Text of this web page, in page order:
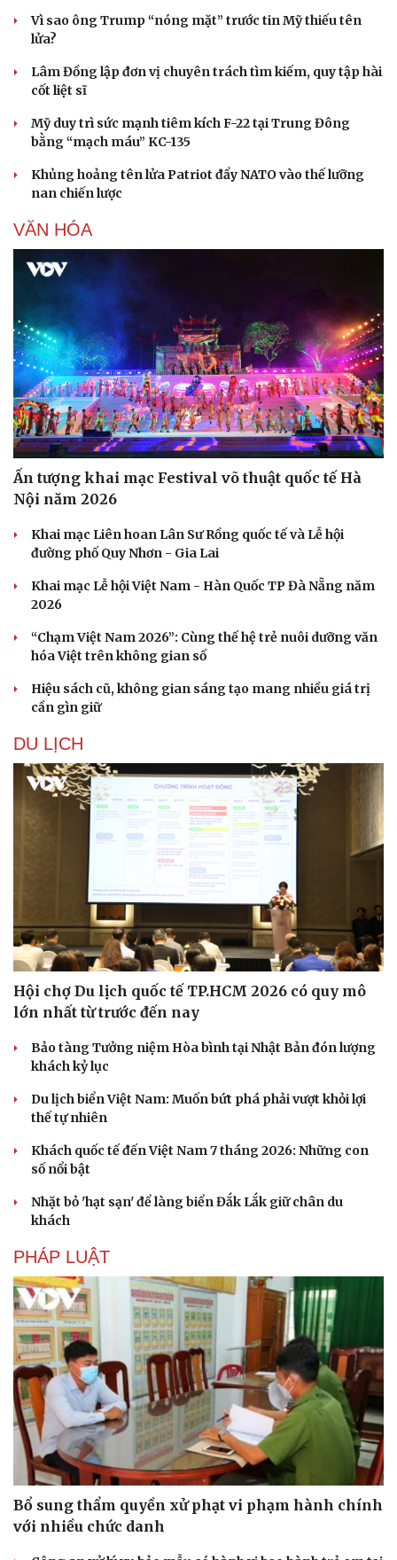
Văn hóa
Sân khấu - Điện ảnh
Văn học
Âm nhạc
Di sản
Thời trang
Sao Việt
Tư vấn
Săn Tour
Câu chuyện thời sự
Hạt giống tâm hồn
Vì sao ông Trump “nóng mặt” trước tin Mỹ thiếu tên
lửa?
Lâm Đồng lập đơn vị chuyên trách tìm kiếm, quy tập hài
cốt liệt sĩ
Mỹ duy trì sức mạnh tiêm kích F-22 tại Trung Đông
bằng “mạch máu” KC-135
Khủng hoảng tên lửa Patriot đẩy NATO vào thế lưỡng
nan chiến lược
VĂN HÓA
Ấn tượng khai mạc Festival võ thuật quốc tế Hà
Nội năm 2026
Khai mạc Liên hoan Lân Sư Rồng quốc tế và Lễ hội
đường phố Quy Nhơn - Gia Lai
Khai mạc Lễ hội Việt Nam - Hàn Quốc TP Đà Nẵng năm
2026
“Chạm Việt Nam 2026”: Cùng thế hệ trẻ nuôi dưỡng văn
hóa Việt trên không gian số
Hiệu sách cũ, không gian sáng tạo mang nhiều giá trị
cần gìn giữ
DU LỊCH
Hội chợ Du lịch quốc tế TP.HCM 2026 có quy mô
lớn nhất từ trước đến nay
Bảo tàng Tưởng niệm Hòa bình tại Nhật Bản đón lượng
khách kỷ lục
Du lịch biển Việt Nam: Muốn bứt phá phải vượt khỏi lợi
thế tự nhiên
Khách quốc tế đến Việt Nam 7 tháng 2026: Những con
số nổi bật
Nhặt bỏ 'hạt sạn' để làng biển Đắk Lắk giữ chân du
khách
PHÁP LUẬT
Bổ sung thẩm quyền xử phạt vi phạm hành chính
với nhiều chức danh